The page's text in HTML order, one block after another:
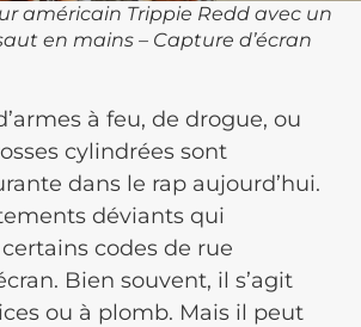
américain Trippie Redd avec un
en mains – Capture d’écran
à feu, de drogue, ou
cylindrées sont
dans le rap aujourd’hui.
déviants qui
codes de rue
Bien souvent, il s’agit
ou à plomb. Mais il peut